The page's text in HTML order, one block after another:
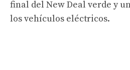
final del New Deal verde y
los vehículos eléctricos.